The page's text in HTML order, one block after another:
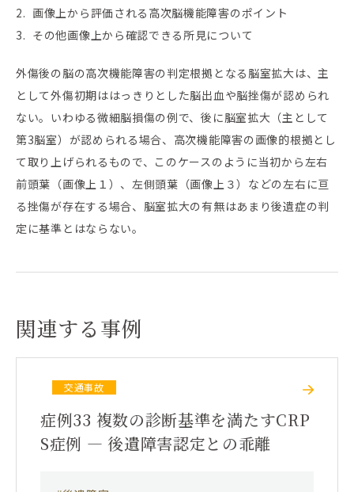
画像上から評価される高次脳機能障害のポイント
その他画像上から確認できる所見について
外傷後の脳の高次機能障害の判定根拠となる脳室拡大は、主
として外傷初期ははっきりとした脳出血や脳挫傷が認められ
ない。いわゆる微細脳損傷の例で、後に脳室拡大（主として
第3脳室）が認められる場合、高次機能障害の画像的根拠とし
て取り上げられるもので、このケースのように当初から左右
前頭葉（画像上１）、左側頭葉（画像上３）などの左右に亘
る挫傷が存在する場合、脳室拡大の有無はあまり後遺症の判
定に基準とはならない。
関連する事例
交通事故
症例33 複数の診断基準を満たすCRP
S症例 ― 後遺障害認定との乖離